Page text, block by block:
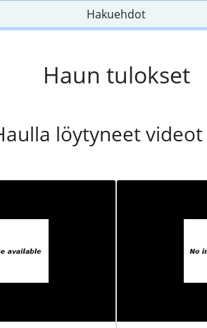
Hakuehdot
Haun tulokset
löytyneet videot